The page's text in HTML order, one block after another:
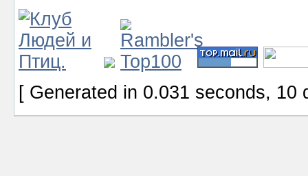
[ Generated in 0.031 seconds, 10